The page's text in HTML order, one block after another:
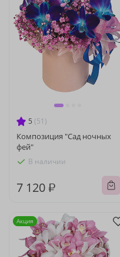
5 (51)
Композиция "Сад ночных
фей"
В наличии
7 120 ₽
Акция